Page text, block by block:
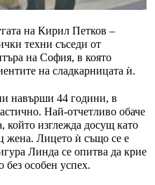
на Кирил Петков –
техни съседи от
на София, в която
на сладкарницата ѝ.
навърши 44 години, в
Най-отчетливо обаче
който изглежда досущ като
жена. Лицето ѝ също се е
Линда се опитва да крие
особен успех.